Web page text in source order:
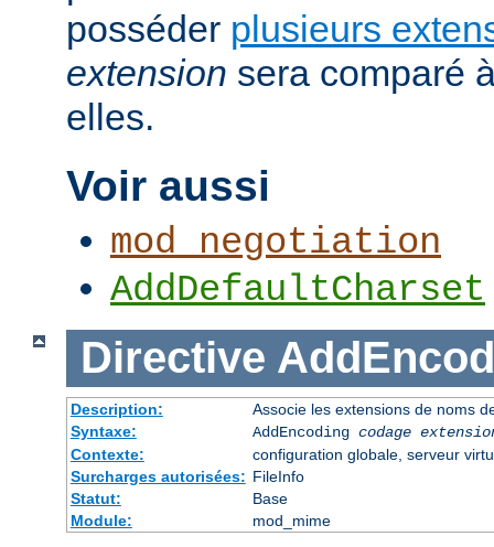
posséder plusieurs
extension sera comparé
elles.
Voir aussi
mod_negotiation
AddDefaultCharset
Directive
Description:
Associe les extensions de noms
Syntaxe:
AddEncoding codage
Contexte:
configuration globale, serveur
Surcharges autorisées: FileInfo
Statut:
Base
Module:
mod_mime